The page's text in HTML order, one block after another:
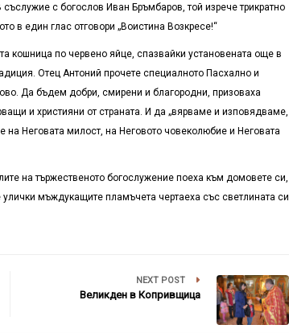
с богослов Иван Бръмбаров, той изрече трикратно
в един глас отговори „Воистина Возкресе!“
кошница по червено яйце, спазвайки установената още в
Отец Антоний прочете специалното Пасхално и
Да бъдем добри, смирени и благородни, призоваха
и християни от страната. И да „вярваме и изповядваме,
Неговата милост, на Неговото човеколюбие и Неговата
на тържественото богослужение поеха към домовете си,
мъждукащите пламъчета чертаеха със светлината си
NEXT POST
Великден в Копривщица